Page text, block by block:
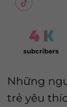
4K
subcribers
Những
trẻ yêu